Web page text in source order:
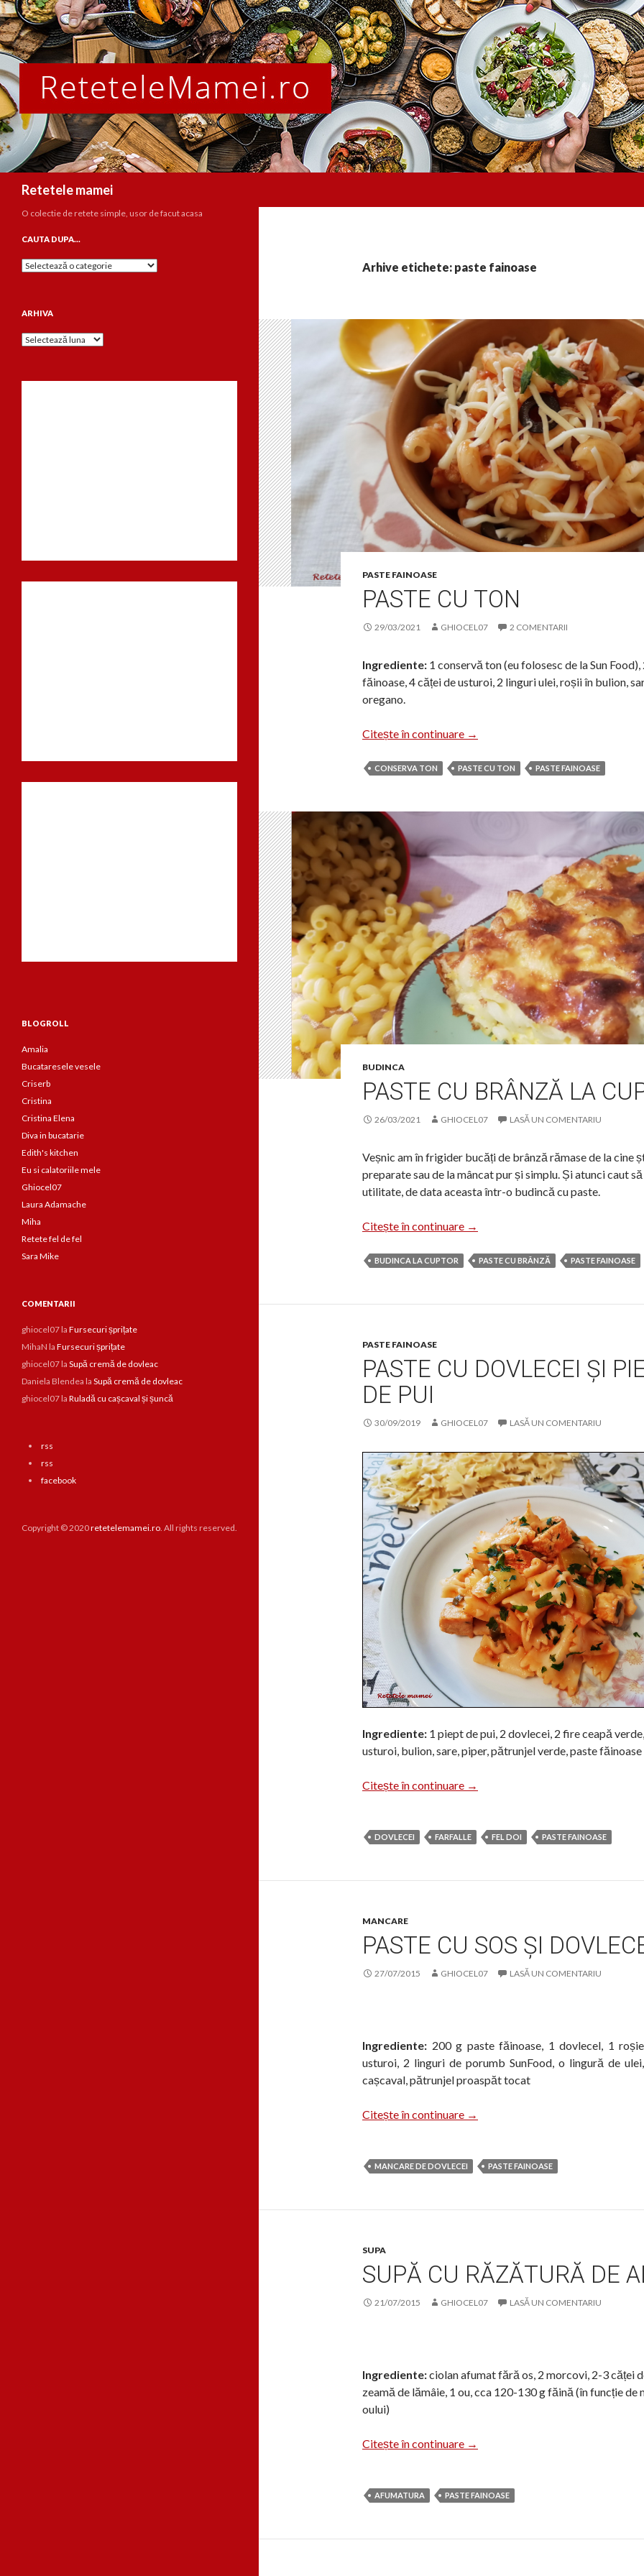
Retetele mamei
Arhive etichete: paste fainoase
PASTE FAINOASE
PASTE CU TON
29/03/2021 GHIOCEL07 2 COMENTARII
Ingrediente: 1 conservă ton (eu folosesc de la Sun
făinoase, 4 căței de usturoi, 2 linguri ulei, roșii în bulion,
oregano.
Citește în continuare Paste cu ton
→
CONSERVA TON PASTE CU TON PASTE FAINOASE
BUDINCA
PASTE CU BRÂNZĂ LA
26/03/2021 GHIOCEL07 LASĂ UN COMENTARIU
Veșnic am în frigider bucăți de brânză rămase de la cine
preparate sau de la mâncat pur și simplu. Și atunci caut
utilitate, de data aceasta într-o budincă cu paste.
Citește în continuare Paste cu brânză la cuptor
→
BUDINCA LA CUPTOR PASTE CU BRÂNZĂ PASTE FAINOASE
PASTE FAINOASE
PASTE CU DOVLECEI ȘI
DE PUI
30/09/2019 GHIOCEL07 LASĂ UN COMENTARIU
Ingrediente: 1 piept de pui, 2 dovlecei, 2 fire ceapă
usturoi, bulion, sare, piper, pătrunjel verde, paste făinoase
Citește în continuare Paste cu dovlecei și piept de pui
→
DOVLECEI FARFALLE FEL DOI PASTE FAINOASE
MANCARE
PASTE CU SOS ȘI
27/07/2015 GHIOCEL07 LASĂ UN COMENTARIU
Ingrediente: 200 g paste făinoase, 1 dovlecel, 1
usturoi, 2 linguri de porumb SunFood, o lingură de
cașcaval, pătrunjel proaspăt tocat
Citește în continuare Paste cu sos și dovlecei
→
MANCARE DE DOVLECEI PASTE FAINOASE
SUPA
SUPĂ CU RĂZĂTURĂ DE
21/07/2015 GHIOCEL07 LASĂ UN COMENTARIU
Ingrediente:ciolan afumat fără os, 2 morcovi, 2-3 căței
zeamă de lămâie, 1 ou, cca 120-130 g făină (în funcție de
oului)
Citește în continuare Supă cu răzătură de aluat
→
AFUMATURA PASTE FAINOASE
O colectie de retete simple, usor de facut acasa
CAUTA DUPA…
Cauta
ARHIVA
Arhiva
BLOGROLL
Amalia
Bucataresele vesele
Criserb
Cristina
Cristina Elena
Diva in bucatarie
Edith's kitchen
Eu si calatoriile mele
Ghiocel07
Laura Adamache
Miha
Retete fel de fel
Sara Mike
COMENTARII
ghiocel07la Fursecuri șprițate
MihaN la Fursecuri șprițate
ghiocel07la Supă cremă de dovleac
Daniela Blendea la Supă cremă de dovleac
ghiocel07la Ruladă cu cașcaval și șuncă
rss
rss
facebook
Copyright © 2020retetelemamei.ro. All rights reserved.